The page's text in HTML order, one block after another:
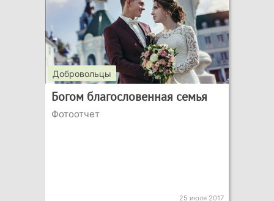
Добровольцы
Богом благословенная семья
Фотоотчет
25 июля 2017